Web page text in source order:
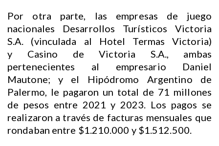
Por otra parte, las empresas de juego
nacionales Desarrollos Turísticos Victoria
S.A. (vinculada al Hotel Termas Victoria)
y Casino de Victoria S.A., ambas
pertenecientes al empresario Daniel
Mautone; y el Hipódromo Argentino de
Palermo, le pagaron un total de 71 millones
de pesos entre 2021 y 2023. Los pagos se
realizaron a través de facturas mensuales que
rondaban entre $1.210.000 y $1.512.500.